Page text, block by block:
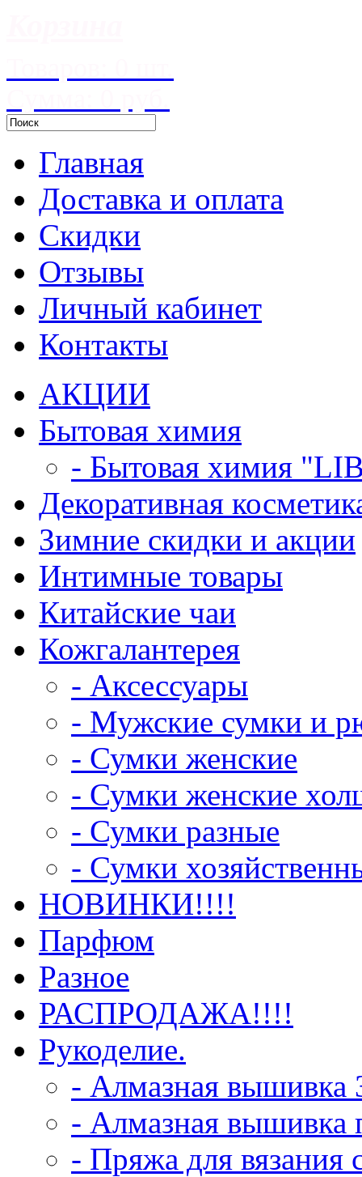
Главная
Доставка и оплата
Скидки
Отзывы
Личный кабинет
Контакты
АКЦИИ
Бытовая химия
- Бытовая химия
Декоративная
Зимние скидки и акции
Интимные товары
Китайские чаи
Кожгалантерея
- Аксессуары
- Мужские сумки и
- Сумки женские
- Сумки женские
- Сумки разные
- Сумки
НОВИНКИ!!!!
Парфюм
Разное
РАСПРОДАЖА!!!!
Рукоделие.
- Алмазная вышивка
- Алмазная вышивка
- Пряжа для